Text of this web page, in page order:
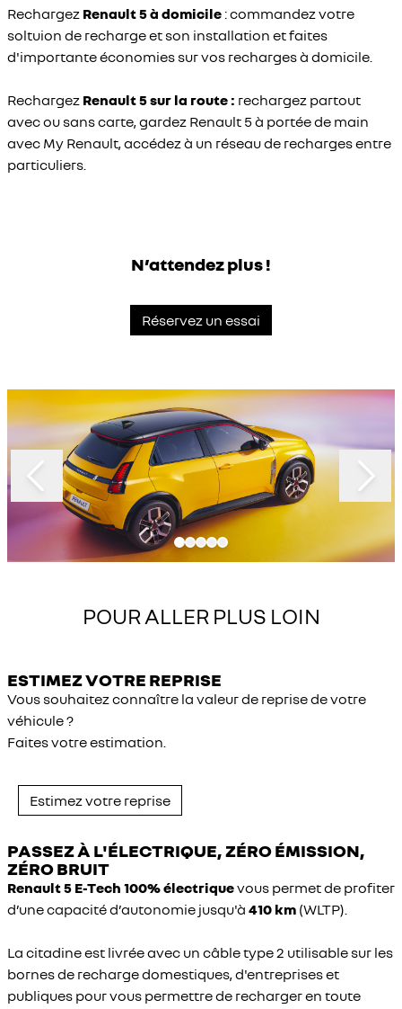
Rechargez Renault 5 à domicile : commandez votre
soltuion de recharge et son installation et faites
d'importante économies sur vos recharges à domicile.
Rechargez Renault 5 sur la route : rechargez partout
avec ou sans carte, gardez Renault 5 à portée de main
avec My Renault, accédez à un réseau de recharges entre
particuliers.
N’attendez plus !
Réservez un essai
Slide 1 of 5
POUR ALLER PLUS LOIN
ESTIMEZ VOTRE REPRISE
Vous souhaitez connaître la valeur de reprise de votre
véhicule ?
Faites votre estimation.
Estimez votre reprise
PASSEZ À L'ÉLECTRIQUE, ZÉRO ÉMISSION,
ZÉRO BRUIT
Renault 5 E-Tech 100% électriquevous permet de profiter
d’une capacité d’autonomie jusqu'à 410 km (WLTP).
La citadine est livrée avec un câble type 2 utilisable sur les
bornes de recharge domestiques, d'entreprises et
publiques pour vous permettre de recharger en toute